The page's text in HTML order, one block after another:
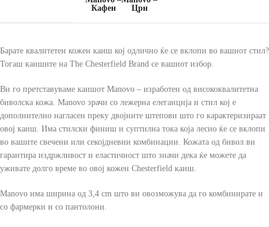
Барате квалитетен кожен каиш кој одлично ќе се вклопи во вашиот стил?
Тогаш каишите на The Chesterfield Brand се вашиот избор.
Ви го претставуваме каишот Manovo – изработен од висококвалитетна
биволска кожа. Manovo зрачи со лежерна елеганција и стил кој е
дополнително нагласен преку двојните штепови што го карактеризираат
овој каиш. Има стилски финиш и суптилна тока која лесно ќе се вклопи
во вашите свечени или секојдневни комбинации. Кожата од бивол ви
гарантира издржливост и еластичност што значи дека ќе можете да
уживате долго време во овој кожен Chesterfield каиш.
Manovo има ширина од 3,4 cm што ви овозможува да го комбинирате и
со фармерки и со пантолони.